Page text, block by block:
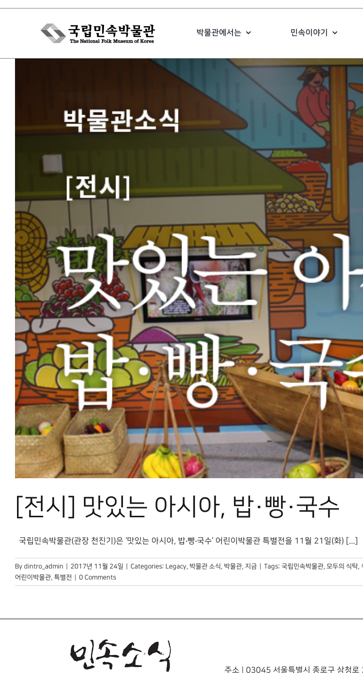
Skip
박물관에서는 민속이야기
[전시] 맛있는 아시아, 밥·빵·국수
국립민속박물관(관장 천진기)은 ‘맛있는 아시아, 밥‧빵‧국수’ 어린이박물관 특별전을 11월 21일(화) [...]
By dintro_admin 2017년 11월 24일 Categories: Legacy, 박물관 소식, 박물관, 지금 Tags: 국립민속박물관, 모두의 식탁,
어린이박물관, 특별전 0 Comments
주소 | 03045 서울특별시 종로구 삼청